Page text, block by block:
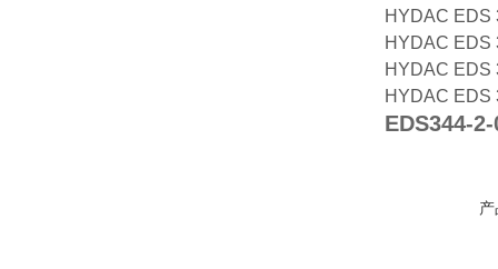
HYDAC EDS
HYDAC EDS
HYDAC EDS
HYDAC EDS
EDS344-